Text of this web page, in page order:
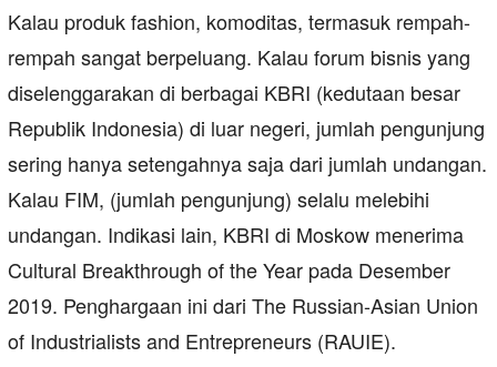
Kalau produk fashion, komoditas, termasuk rempah-
rempah sangat berpeluang. Kalau forum bisnis yang
diselenggarakan di berbagai KBRI (kedutaan besar
Republik Indonesia) di luar negeri, jumlah pengunjung
sering hanya setengahnya saja dari jumlah undangan.
Kalau FIM, (jumlah pengunjung) selalu melebihi
undangan. Indikasi lain, KBRI di Moskow menerima
Cultural Breakthrough of the Year pada Desember
2019. Penghargaan ini dari The Russian-Asian Union
of Industrialists and Entrepreneurs (RAUIE).